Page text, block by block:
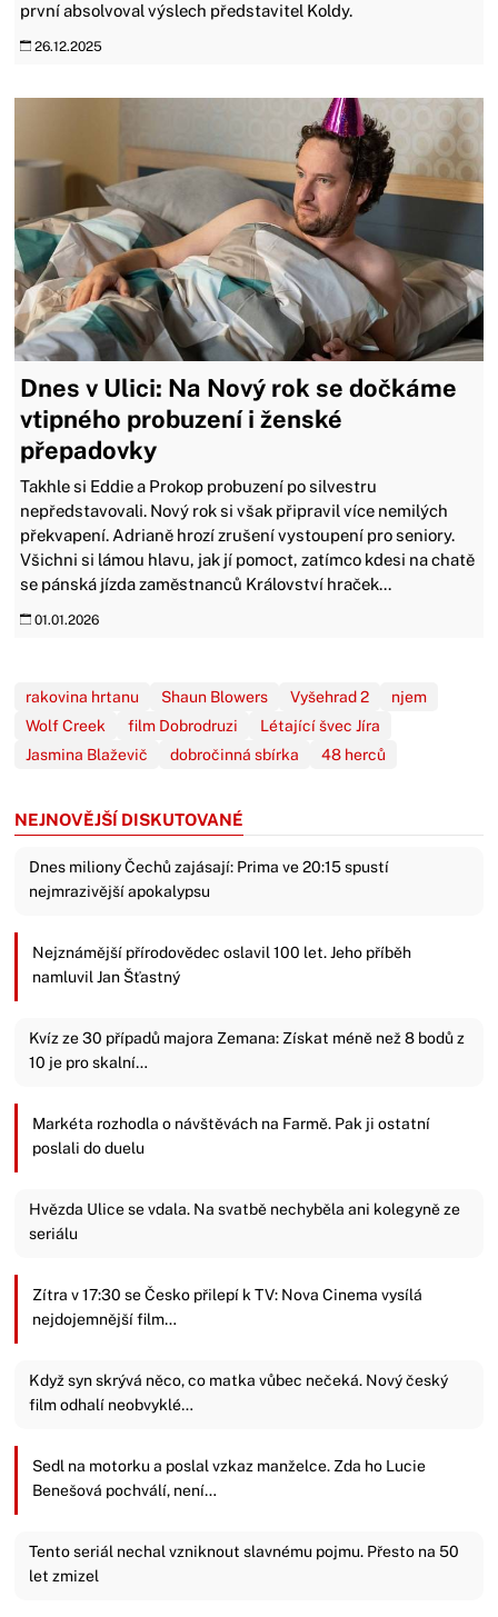
první absolvoval výslech představitel Koldy.
26.12.2025
Dnes v Ulici: Na Nový rok se dočkáme
vtipného probuzení i ženské
přepadovky
Takhle si Eddie a Prokop probuzení po silvestru
nepředstavovali. Nový rok si však připravil více nemilých
překvapení. Adrianě hrozí zrušení vystoupení pro seniory.
Všichni si lámou hlavu, jak jí pomoct, zatímco kdesi na chatě
se pánská jízda zaměstnanců Království hraček...
01.01.2026
rakovina hrtanu Shaun Blowers Vyšehrad 2
njem
Wolf Creek
film Dobrodruzi
Létající švec Jíra
Jasmina Blaževič
dobročinná sbírka 48 herců
NEJNOVĚJŠÍ DISKUTOVANÉ
Dnes miliony Čechů zajásají: Prima ve 20:15 spustí
nejmrazivější apokalypsu
Nejznámější přírodovědec oslavil 100 let. Jeho příběh
namluvil Jan Šťastný
Kvíz ze 30 případů majora Zemana: Získat méně než 8 bodů z
10 je pro skalní…
Markéta rozhodla o návštěvách na Farmě. Pak ji ostatní
poslali do duelu
Hvězda Ulice se vdala. Na svatbě nechyběla ani kolegyně ze
seriálu
Zítra v 17:30 se Česko přilepí k TV: Nova Cinema vysílá
nejdojemnější film…
Když syn skrývá něco, co matka vůbec nečeká. Nový český
film odhalí neobvyklé…
Sedl na motorku a poslal vzkaz manželce. Zda ho Lucie
Benešová pochválí, není…
Tento seriál nechal vzniknout slavnému pojmu. Přesto na 50
let zmizel